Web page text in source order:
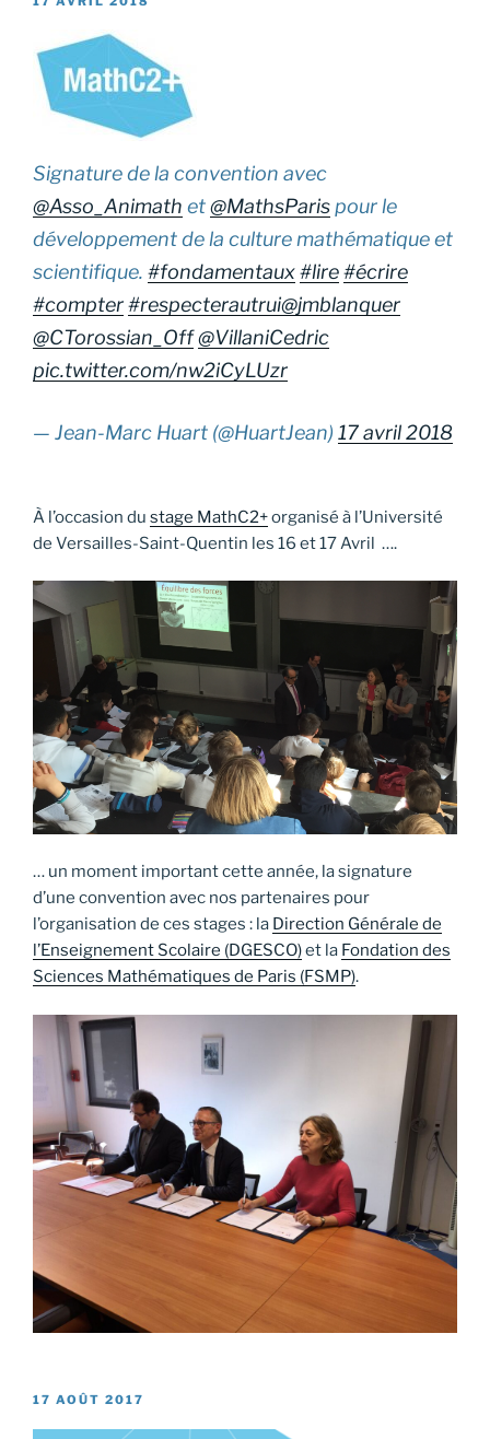
Signature de la convention avec
@Asso_Animath et@MathsParispour le
développement de la culture mathématique et
scientifique. #fondamentaux#lire#écrire
#compter#respecterautrui@jmblanquer
@CTorossian_Off@VillaniCedric
pic.twitter.com/nw2iCyLUzr
— Jean-Marc Huart (@HuartJean) 17 avril 2018
À l’occasion du stage MathC2+organisé à l’Université
de Versailles-Saint-Quentin les 16 et 17 Avril ….
… un moment important cette année, la signature
d’une convention avec nos partenaires pour
l’organisation de ces stages : la Direction Générale de
l’Enseignement Scolaire (DGESCO)et la Fondation des
Sciences Mathématiques de Paris (FSMP).
PUBLIÉ
17 AOÛT 2017